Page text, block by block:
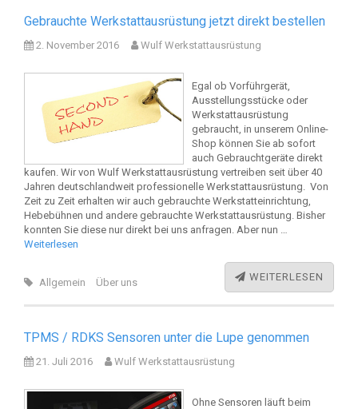
Gebrauchte Werkstattausrüstung jetzt direkt bestellen
2. November 2016 Wulf Werkstattausrüstung
Egal ob Vorführgerät,
Ausstellungsstücke oder
Werkstattausrüstung
gebraucht, in unserem Online-
Shop können Sie ab sofort
auch Gebrauchtgeräte direkt
kaufen. Wir von Wulf Werkstattausrüstung vertreiben seit über 40
Jahren deutschlandweit professionelle Werkstattausrüstung. Von
Zeit zu Zeit erhalten wir auch gebrauchte Werkstatteinrichtung,
Hebebühnen und andere gebrauchte Werkstattausrüstung. Bisher
konnten Sie diese nur direkt bei uns anfragen. Aber nun …
Weiterlesen
WEITERLESEN
Allgemein Über uns
TPMS / RDKS Sensoren unter die Lupe genommen
21. Juli 2016 Wulf Werkstattausrüstung
Ohne Sensoren läuft beim